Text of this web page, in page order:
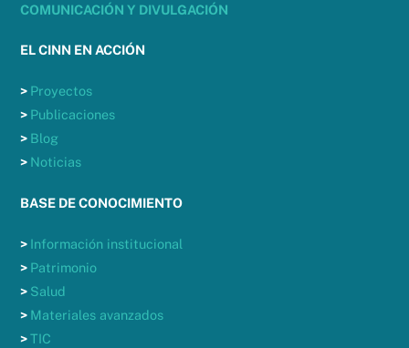
COMUNICACIÓN Y DIVULGACIÓN
EL CINN EN ACCIÓN
> Proyectos
> Publicaciones
> Blog
> Noticias
BASE DE CONOCIMIENTO
> Información institucional
> Patrimonio
> Salud
> Materiales avanzados
>TIC